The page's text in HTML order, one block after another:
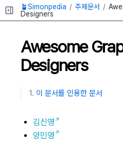
🪴Simonpedia 주제문서
Designers
Awesome
Designers
이 문서를 인용한 문서
김신영
양민영